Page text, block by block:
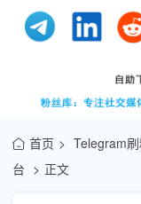
首页
Telegram
台
正文